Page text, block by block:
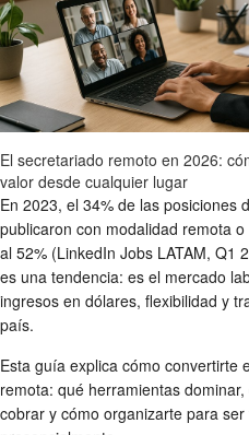
El secretariado remoto en 2026:
valor desde cualquier lugar
En 2023, el 34% de las posiciones
publicaron con modalidad remota
al 52% (LinkedIn Jobs LATAM, Q1
es una tendencia: es el mercado
ingresos en dólares, flexibilidad y
país.
Esta guía explica cómo convertirte
remota: qué herramientas
cobrar y cómo organizarte para